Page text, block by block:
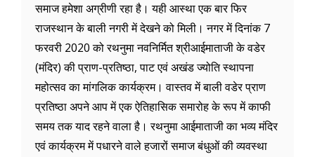
समाज हमेशा अग्रीणी रहा है। यही आस्था एक बार फिर
राजस्थान के बाली नगरी में देखने को मिली। नगर में दिनांक 7
फरवरी 2020 को रथनुमा नवनिर्मित श्रीआईमाताजी के वडेर
(मंदिर) की प्राण-प्रतिष्ठा, पाट एवं अखंड ज्योति स्थापना
महोत्सव का मांगलिक कार्यक्रम। वास्तव में बाली वडेर प्राण
प्रतिष्ठा अपने आप में एक ऐतिहासिक समारोह के रूप में काफी
समय तक याद रहने वाला है। रथनुमा आईमाताजी का भव्य मंदिर
एवं कार्यक्रम में पधारने वाले हजारों समाज बंधुओं की व्यवस्था